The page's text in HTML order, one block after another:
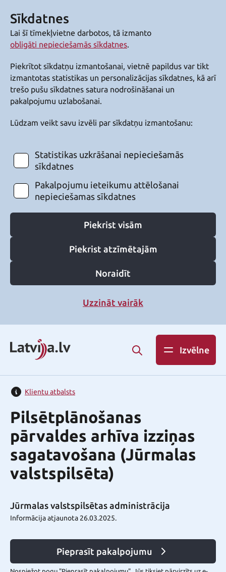
Sīkdatnes
Lai šī tīmekļvietne darbotos, tā izmanto
obligāti nepieciešamās sīkdatnes.
Piekrītot sīkdatņu izmantošanai, vietnē papildus var tikt
izmantotas statistikas un personalizācijas sīkdatnes, kā arī
trešo pušu sīkdatnes satura nodrošināšanai un
pakalpojumu uzlabošanai.
Lūdzam veikt savu izvēli par sīkdatņu izmantošanu:
Statistikas uzkrāšanai nepieciešamās
sīkdatnes
Pakalpojumu ieteikumu attēlošanai
nepieciešamas sīkdatnes
Piekrist visām
Piekrist atzīmētajām
Noraidīt
Uzzināt vairāk
Izvēlne
Klientu atbalsts
Pilsētplānošanas
pārvaldes arhīva izziņas
sagatavošana (Jūrmalas
valstspilsēta)
Jūrmalas valstspilsētas administrācija
Informācija atjaunota 26.03.2025.
Pieprasīt pakalpojumu